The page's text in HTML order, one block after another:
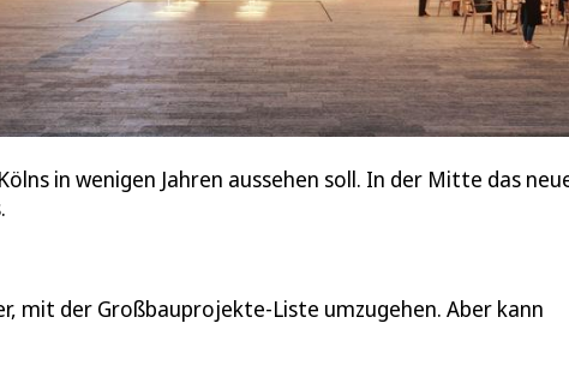
in wenigen Jahren aussehen soll. In der Mitte das
mit der Großbauprojekte-Liste umzugehen. Aber kann